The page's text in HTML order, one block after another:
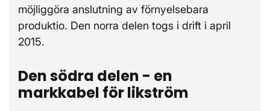
möjliggöra anslutning av förnyelsebara
produktio. Den norra delen togs i drift i april
2015.
Den södra delen - en
markkabel för likström